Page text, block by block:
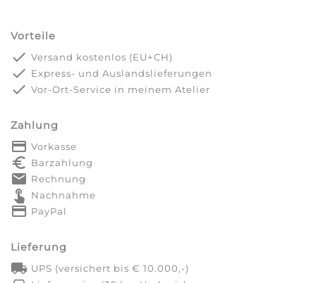
Vorteile
done Versand kostenlos (EU+CH)
done Express- und Auslandslieferungen
done Vor-Ort-Service in meinem Atelier
Zahlung
payment Vorkasse
euro_symbol Barzahlung
markunread Rechnung
touch_app Nachnahme
credit_card PayPal
Lieferung
local_shipping UPS (versichert bis € 10.000,-)